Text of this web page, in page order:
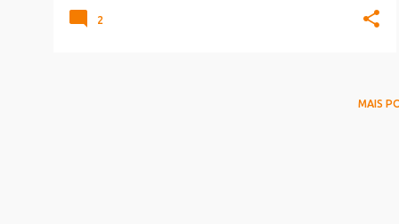
2
MAIS